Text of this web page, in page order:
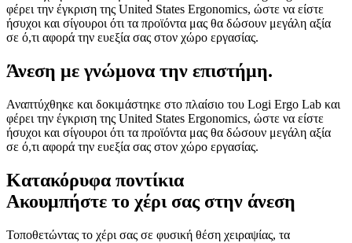
φέρει την έγκριση της United States Ergonomics, ώστε να είστε
ήσυχοι και σίγουροι ότι τα προϊόντα μας θα δώσουν μεγάλη αξία
σε ό,τι αφορά την ευεξία σας στον χώρο εργασίας.
Άνεση με γνώμονα την επιστήμη.
Αναπτύχθηκε και δοκιμάστηκε στο πλαίσιο του Logi Ergo Lab και
φέρει την έγκριση της United States Ergonomics, ώστε να είστε
ήσυχοι και σίγουροι ότι τα προϊόντα μας θα δώσουν μεγάλη αξία
σε ό,τι αφορά την ευεξία σας στον χώρο εργασίας.
Κατακόρυφα ποντίκια
Ακουμπήστε το χέρι σας στην άνεση
Τοποθετώντας το χέρι σας σε φυσική θέση χειραψίας, τα